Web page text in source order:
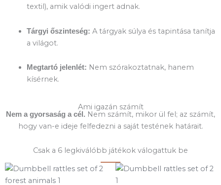
textil), amik valódi ingert adnak.
Tárgyi őszinteség: A tárgyak súlya és tapintása tanítja
a világot.
Megtartó jelenlét: Nem szórakoztatnak, hanem
kísérnek.
Ami igazán számít
Nem a gyorsaság a cél. Nem számít, mikor ül fel; az számít,
hogy van-e ideje felfedezni a saját testének határait.
Csak a 6 legkiválóbb játékok válogattuk be